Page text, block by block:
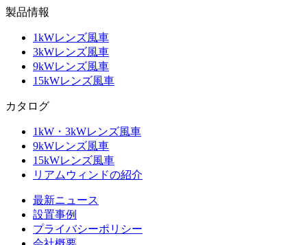
製品情報
1kWレンズ風車
3kWレンズ風車
9kWレンズ風車
15kWレンズ風車
カタログ
1kW・3kWレンズ風車
9kWレンズ風車
15kWレンズ風車
リアムウィンドの紹介
最新ニュース
設置事例
プライバシーポリシー